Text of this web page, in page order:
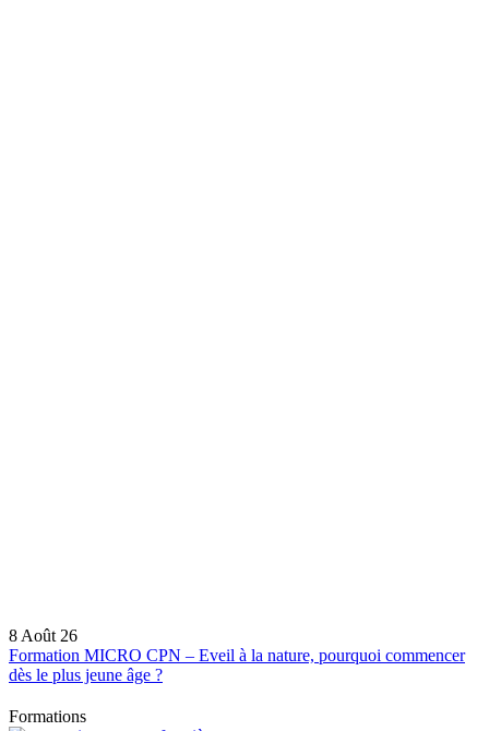
8 Août 26
Formation MICRO CPN – Eveil à la nature, pourquoi commencer
dès le plus jeune âge ?
Formations